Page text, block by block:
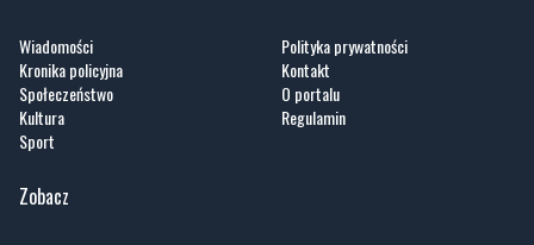
Wiadomości
Kronika policyjna
Społeczeństwo
Kultura
Sport
Polityka prywatności
Kontakt
O portalu
Regulamin
Zobacz